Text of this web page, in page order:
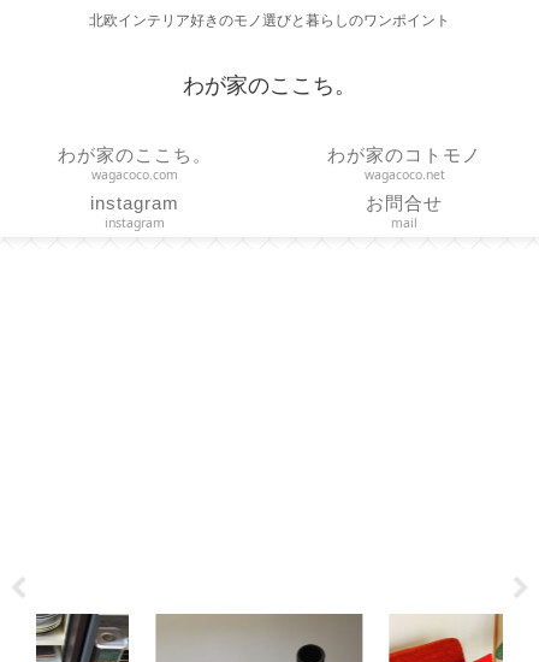
北欧インテリア好きのモノ選びと暮らしのワンポイント
わが家のここち。
わが家のここち。
wagacoco.com
わが家のコトモノ
wagacoco.net
instagram
instagram
お問合せ
mail